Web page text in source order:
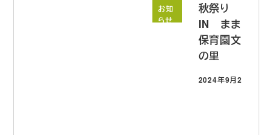
お知
らせ
秋祭り
IN まま
保育園文
の里
投稿日
2024年9月26日